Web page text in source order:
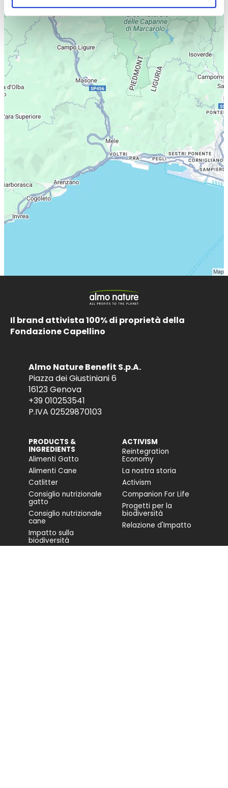
Il brand attivista 100% di proprietà della
Fondazione Capellino
Almo Nature Benefit S.p.A.
Piazza dei Giustiniani 6
16123 Genova
+39 010253541
P.IVA 02529870103
PRODUCTS &
INGREDIENTS
Alimenti Gatto
Alimenti Cane
Catlitter
Consiglio nutrizionale
gatto
Consiglio nutrizionale
cane
Impatto sulla
biodiversità
ACTIVISM
Reintegration
Economy
La nostra storia
Activism
Companion For Life
Progetti per la
biodiversità
Relazione d'Impatto